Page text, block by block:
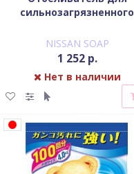
сильнозагрязненного
ионами серебра 400 гр
NISSAN SOAP
1 252 р.
Нет в наличии